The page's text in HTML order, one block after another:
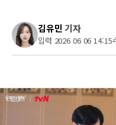
김유민 기자
입력 2026 06 06 14:15